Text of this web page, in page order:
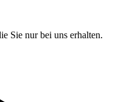
Sie nur bei uns erhalten.